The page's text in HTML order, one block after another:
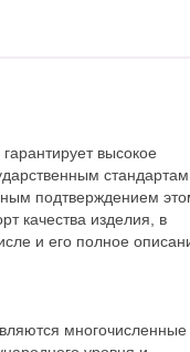
высокое
стандартам
подтверждением
качества изделия, в
и его полное
многочисленные